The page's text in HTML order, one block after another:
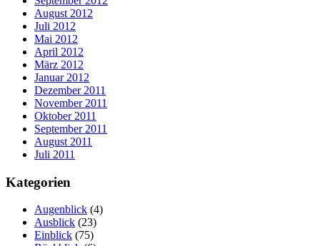
August 2012
Juli 2012
Mai 2012
April 2012
März 2012
Januar 2012
Dezember 2011
November 2011
Oktober 2011
September 2011
August 2011
Juli 2011
Kategorien
Augenblick (4)
Ausblick (23)
Einblick (75)